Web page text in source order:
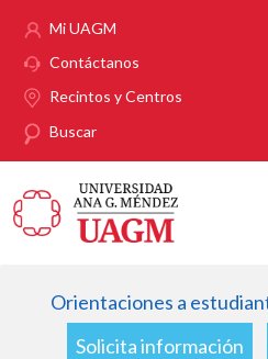
Mi UAGM
Contáctanos
Recintos y Centros
Buscar
Orientaciones a
Solicita información